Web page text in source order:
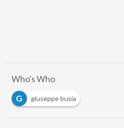
Who's Who
G
giuseppe busia